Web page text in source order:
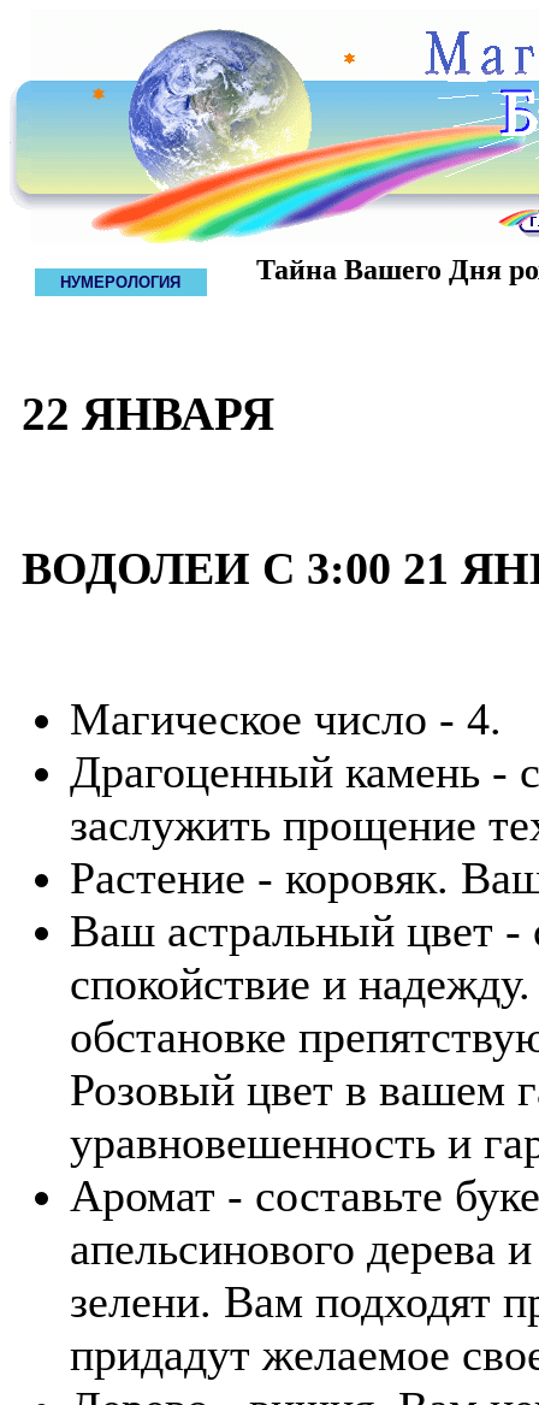
НУМЕРОЛОГИЯ Тайна Вашего Дня
22 ЯНВАРЯ
ВОДОЛЕИ С 3:00 21
Магическое число - 4.
Драгоценный камень -
заслужить прощение
Растение - коровяк.
Ваш астральный цвет
спокойствие и
обстановке
Розовый цвет в вашем
уравновешенность и
Аромат - составьте
апельсинового дерева
зелени. Вам подходят
придадут желаемое